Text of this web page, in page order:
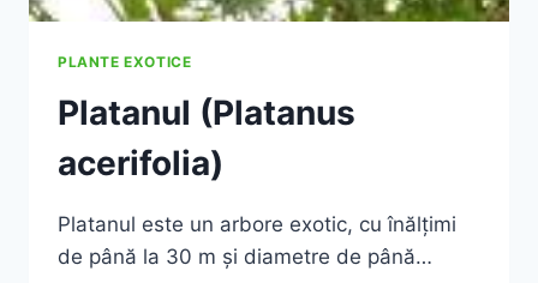
PLANTE EXOTICE
Platanul (Platanus
acerifolia)
Platanul este un arbore exotic, cu înălţimi
de până la 30 m şi diametre de până…